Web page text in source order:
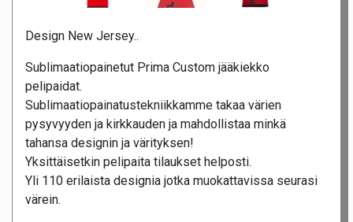
Design New Jersey..
Sublimaatiopainetut Prima Custom jääkiekko
pelipaidat.
Sublimaatiopainatustekniikkamme takaa värien
pysyvyyden ja kirkkauden ja mahdollistaa minkä
tahansa designin ja värityksen!
Yksittäisetkin pelipaita tilaukset helposti.
Yli 110 erilaista designia jotka muokattavissa seurasi
värein.